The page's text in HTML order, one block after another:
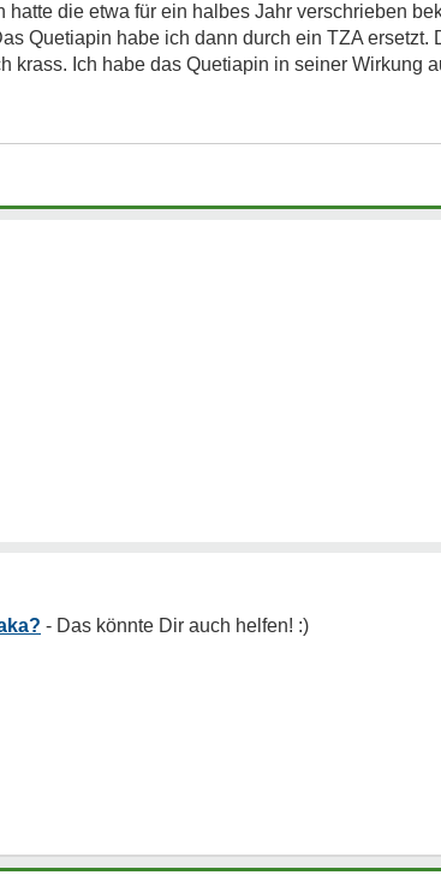
die etwa für ein halbes Jahr verschrieben
Quetiapin habe ich dann durch ein TZA ersetzt.
krass. Ich habe das Quetiapin in seiner Wirkung